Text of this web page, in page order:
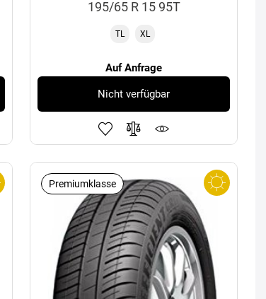
195/65 R 15 95T
TL XL
Auf Anfrage
Nicht verfügbar
Premiumklasse